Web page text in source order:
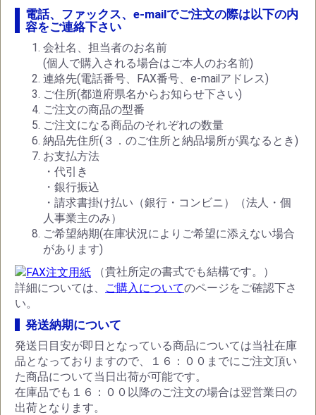
電話、ファックス、e-mailでご注文の際は以下の内
容をご連絡下さい
会社名、担当者のお名前
(個人で購入される場合はご本人のお名前)
連絡先(電話番号、FAX番号、e-mailアドレス)
ご住所(都道府県名からお知らせ下さい)
ご注文の商品の型番
ご注文になる商品のそれぞれの数量
納品先住所(３．のご住所と納品場所が異なるとき)
お支払方法
・代引き
・銀行振込
・請求書掛け払い（銀行・コンビニ）（法人・個
人事業主のみ）
ご希望納期(在庫状況によりご希望に添えない場合
があります)
（貴社所定の書式でも結構です。）
詳細については、
ご購入についてのページをご確認下さ
い。
発送納期について
発送日目安が即日となっている商品については当社在庫
品となっておりますので、１６：００までにご注文頂い
た商品について当日出荷が可能です。
在庫品でも１６：００以降のご注文の場合は翌営業日の
出荷となります。